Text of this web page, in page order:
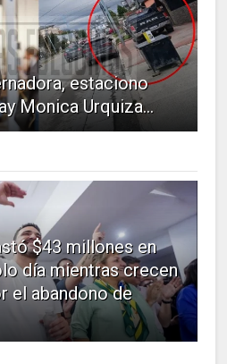
estaciono
Monica Urquiza...
$43 millones en
día mientras crecen
el abandono de